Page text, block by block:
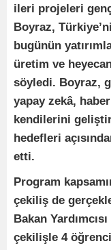
ileri projeleri
Boyraz,
bugünün
üretim ve
söyledi. Boyraz,
yapay zekâ,
kendilerini
hedefleri
etti.
Program
çekiliş de
Bakan
çekilişle 4